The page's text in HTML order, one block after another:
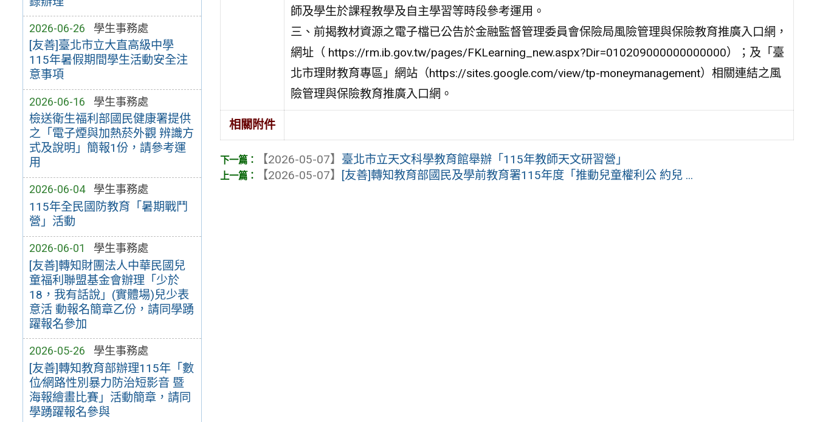
2026-06-26 學生事務處
[友善]臺北市立大直高級中學
115年暑假期間學生活動安全注
意事項
2026-06-16 學生事務處
檢送衛生福利部國民健康署提供
之「電子煙與加熱菸外觀 辨識方
式及說明」簡報1份，請參考運
用
2026-06-04 學生事務處
115年全民國防教育「暑期戰鬥
營」活動
2026-06-01 學生事務處
[友善]轉知財團法人中華民國兒
童福利聯盟基金會辦理「少於
18，我有話說」(實體場)兒少表
意活 動報名簡章乙份，請同學踴
躍報名參加
2026-05-26 學生事務處
[友善]轉知教育部辦理115年「數
位∕網路性別暴力防治短影音 暨
海報繪畫比賽」活動簡章，請同
學踴躍報名參與
師及學生於課程教學及自主學習等時段參考運用。
三、前揭教材資源之電子檔已公告於金融監督管理委員會保險局風險管理與保險教育推廣入口網，
網址（ https://rm.ib.gov.tw/pages/FKLearning_new.aspx?Dir=010209000000000000）；及「臺
北市理財教育專區」網站（https://sites.google.com/view/tp-moneymanagement）相關連結之風
險管理與保險教育推廣入口網。
相關附件
【2026-05-07】 臺北市立天文科學教育館舉辦「115年教師天文研習營」
【2026-05-07】 [友善]轉知教育部國民及學前教育署115年度「推動兒童權利公 約兒 ...